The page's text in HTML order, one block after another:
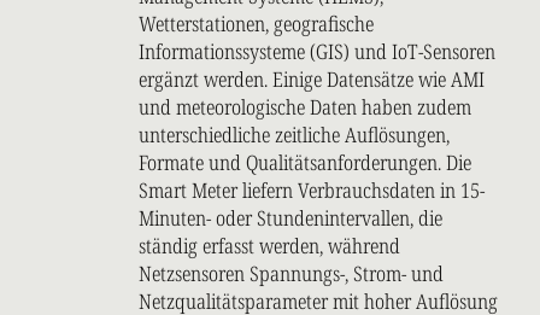
Wetterstationen, geografische
Informationssysteme (GIS) und IoT-Sensoren
ergänzt werden. Einige Datensätze wie AMI
und meteorologische Daten haben zudem
unterschiedliche zeitliche Auflösungen,
Formate und Qualitätsanforderungen. Die
Smart Meter liefern Verbrauchsdaten in 15-
Minuten- oder Stundenintervallen, die
ständig erfasst werden, während
Netzsensoren Spannungs-, Strom- und
Netzqualitätsparameter mit hoher Auflösung